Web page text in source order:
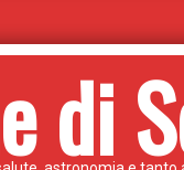
di